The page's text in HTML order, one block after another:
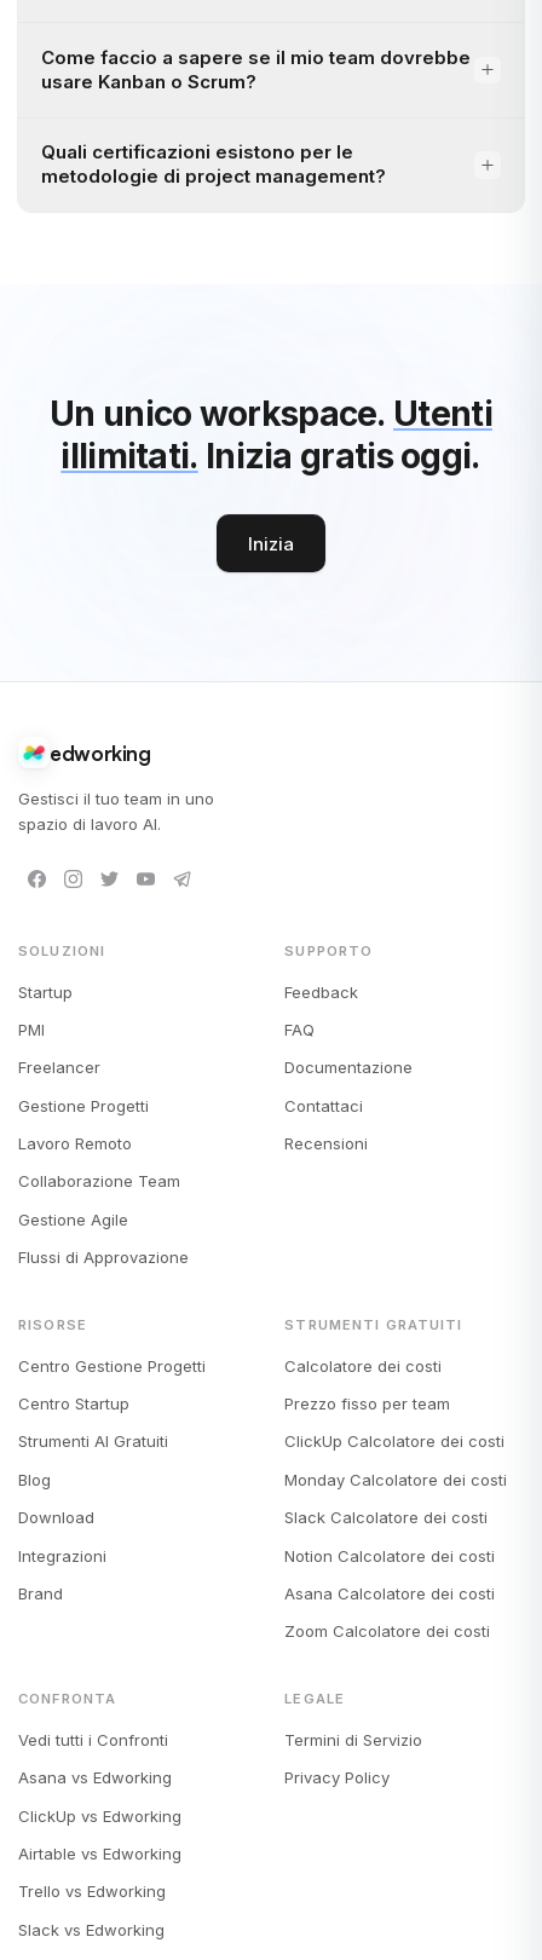
Come faccio a sapere se il mio team dovrebbe
usare Kanban o Scrum?
Quali certificazioni esistono per le
metodologie di project management?
Un unico workspace. Utenti
illimitati. Inizia gratis oggi.
Inizia
edworking
Gestisci il tuo team in uno
spazio di lavoro AI.
SOLUZIONI
Startup
PMI
Freelancer
Gestione Progetti
Lavoro Remoto
Collaborazione Team
Gestione Agile
Flussi di Approvazione
SUPPORTO
Feedback
FAQ
Documentazione
Contattaci
Recensioni
RISORSE
Centro Gestione Progetti
Centro Startup
Strumenti AI Gratuiti
Blog
Download
Integrazioni
Brand
STRUMENTI GRATUITI
Calcolatore dei costi
Prezzo fisso per team
ClickUp Calcolatore dei costi
Monday Calcolatore dei costi
Slack Calcolatore dei costi
Notion Calcolatore dei costi
Asana Calcolatore dei costi
Zoom Calcolatore dei costi
CONFRONTA
Vedi tutti i Confronti
Asana vs Edworking
ClickUp vs Edworking
Airtable vs Edworking
Trello vs Edworking
Slack vs Edworking
LEGALE
Termini di Servizio
Privacy Policy